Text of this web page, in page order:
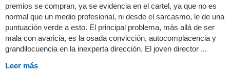
premios se compran, ya se evidencia en el cartel, ya que no es
normal que un medio profesional, ni desde el sarcasmo, le de una
puntuación verde a esto. El principal problema, más allá de ser
mala con avaricia, es la osada convicción, autocomplacencia y
grandilocuencia en la inexperta dirección. El joven director ...
Leer más